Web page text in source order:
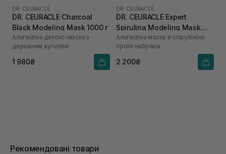
DR. CEURACLE
DR. CEURACLE Charcoal
Black Modeling Mask 1000 г
Альгінатна детокс-маска з
деревним вугіллям
1 980₴
DR. CEURACLE
DR. CEURACLE Expert
Spirulina Modeling Mask
1000 г
Альгінатна маска зі спіруліною
проти набряків
2 200₴
Рекомендовані товари